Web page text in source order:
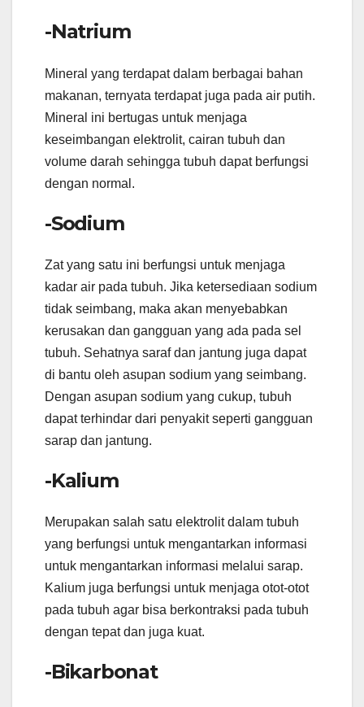
-Natrium
Mineral yang terdapat dalam berbagai bahan
makanan, ternyata terdapat juga pada air putih.
Mineral ini bertugas untuk menjaga
keseimbangan elektrolit, cairan tubuh dan
volume darah sehingga tubuh dapat berfungsi
dengan normal.
-Sodium
Zat yang satu ini berfungsi untuk menjaga
kadar air pada tubuh. Jika ketersediaan sodium
tidak seimbang, maka akan menyebabkan
kerusakan dan gangguan yang ada pada sel
tubuh. Sehatnya saraf dan jantung juga dapat
di bantu oleh asupan sodium yang seimbang.
Dengan asupan sodium yang cukup, tubuh
dapat terhindar dari penyakit seperti gangguan
sarap dan jantung.
-Kalium
Merupakan salah satu elektrolit dalam tubuh
yang berfungsi untuk mengantarkan informasi
untuk mengantarkan informasi melalui sarap.
Kalium juga berfungsi untuk menjaga otot-otot
pada tubuh agar bisa berkontraksi pada tubuh
dengan tepat dan juga kuat.
-Bikarbonat